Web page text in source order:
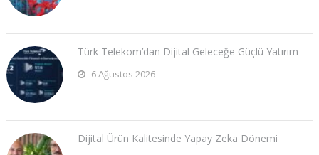
Türk Telekom’dan Dijital Geleceğe Güçlü Yatırım
6 Ağustos 2026
Dijital Ürün Kalitesinde Yapay Zeka Dönemi